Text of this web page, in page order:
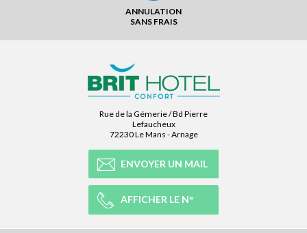
ANNULATION
SANS FRAIS
Rue de la Gémerie / Bd Pierre
Lefaucheux
72230 Le Mans - Arnage
ENVOYER UN MAIL
AFFICHER LE N°